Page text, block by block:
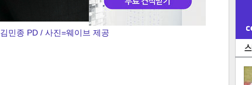
민종 PD / 사진=웨이브 제공